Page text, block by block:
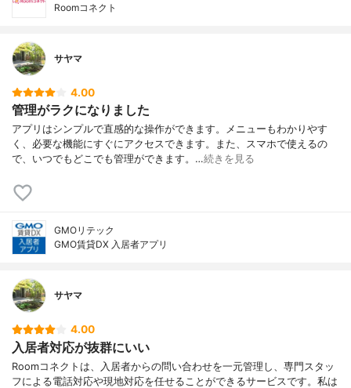
Roomコネクト
サヤマ
4.00
管理がラクになりました
アプリはシンプルで直感的な操作ができます。メニューもわかりやす
く、必要な機能にすぐにアクセスできます。また、スマホで使えるの
で、いつでもどこでも管理ができます。…続きを見る
GMOリテック
GMO賃貸DX 入居者アプリ
サヤマ
4.00
入居者対応が抜群にいい
Roomコネクトは、入居者からの問い合わせを一元管理し、専門スタッ
フによる電話対応や現地対応を任せることができるサービスです。私は